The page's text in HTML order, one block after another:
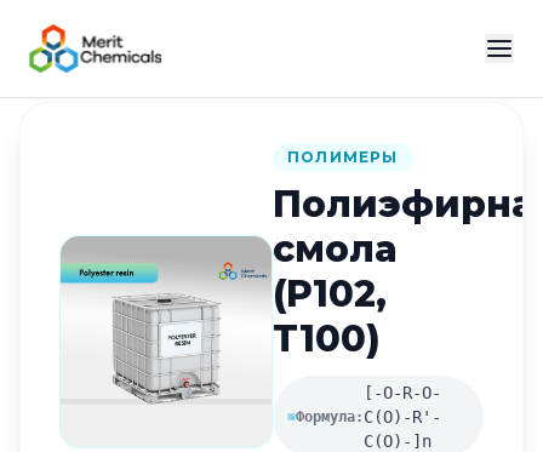
Назад в каталог
ПОЛИМЕРЫ
смола
(P102,
T100)
Формула:
[-O-R-O-
C(O)-R'-
C(O)-]n